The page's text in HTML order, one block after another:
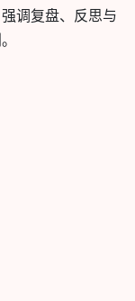
调复盘、反思与